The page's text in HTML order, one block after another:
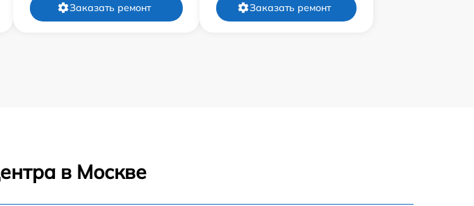
Заказать ремонт Заказать ремонт
в Москве